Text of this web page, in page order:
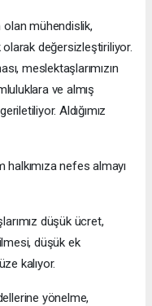
mühendislik,
olarak değersizleştiriliyor.
meslektaşlarımızın
ve almış
Aldığımız
nefes almayı
düşük ücret,
düşük ek
kalıyor.
yönelme,